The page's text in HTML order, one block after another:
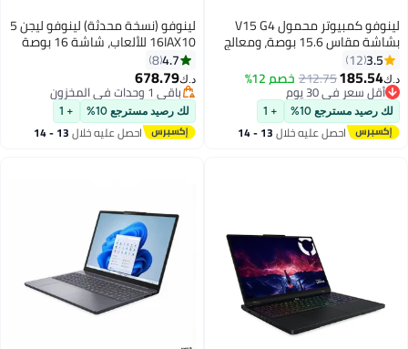
لينوفو كمبيوتر محمول V15 G4
بشاشة مقاس 15.6 بوصة، ومعالج
عشوائي سعة 16 جيجابايت/محرك
أقراص SSD سعة 512 جيجابايت/
بطاقة رسومات Intel UHD/نافذة 11
3.5
12
د.ك‏185.54
212.75خصم 12%
أقل سعر في 30 يوم
أقل سعر في 30 يوم
لك رصيد مسترجع 10% + 1
احصل عليه خلال 13 - 14
لينوفو (نسخة محدثة) لينوفو ليجن 5
16IAX10 للألعاب، شاشة 16 بوصة
تيرابايت SSD PCIe 4.0، NVIDIA
GeForce RTX 5060 8 جيجابايت،
لوحة مفاتيح RGB بـ 24 منطقة،
ويندوز 11، رمادي عاصف مع وسادة
4.7
8
د.ك‏678.79
باقي 1 وحدات في المخزون
باقي 1 وحدات في المخزون
لك رصيد مسترجع 10% + 1
احصل عليه خلال 13 - 14